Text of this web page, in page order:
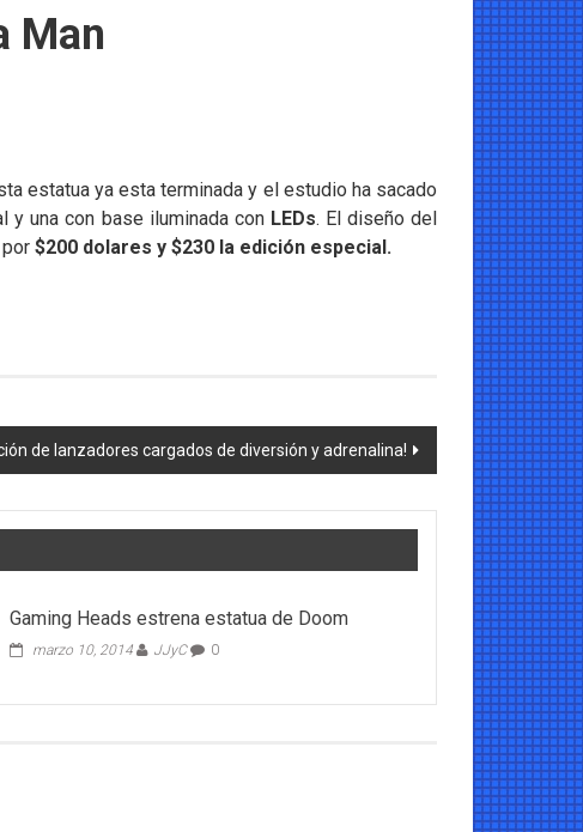
Man
estatua ya esta terminada y el estudio ha sacado
y una con base iluminada con LEDs. El diseño del
$200 dolares y $230 la edición especial.
de lanzadores cargados de diversión y adrenalina!
Gaming Heads estrena estatua de Doom
marzo 10, 2014 JJyC 0